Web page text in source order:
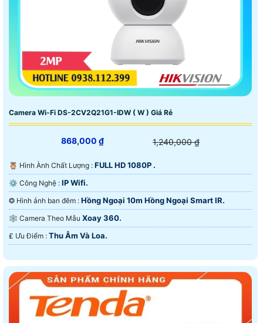
Camera Wi-Fi DS-2CV2Q21G1-IDW ( W ) Giá Rẻ
868,000 ₫ 1,240,000 ₫
🦉 Hình Ành Chất Lượng : FULL HD 1080P .
⚙ Công Nghệ : IP Wifi.
❂ Hình ảnh ban đêm : Hồng Ngoại 10m Hồng Ngoại Smart IR.
🕸️ Camera Theo Mẫu Xoay 360.
️₤ Ưu Điểm : Thu Âm Và Loa.